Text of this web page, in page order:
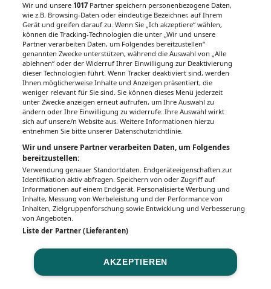
Wir und unsere1017 Partner speichern personenbezogene Daten,
wie z.B. Browsing-Daten oder eindeutige Bezeichner, auf Ihrem
Gerät und greifen darauf zu. Wenn Sie „Ich akzeptiere“ wählen,
können die Tracking-Technologien die unter „Wir und unsere
Partner verarbeiten Daten, um Folgendes bereitzustellen“
genannten Zwecke unterstützen, während die Auswahl von „Alle
ablehnen“ oder der Widerruf Ihrer Einwilligung zur Deaktivierung
dieser Technologien führt. Wenn Tracker deaktiviert sind, werden
Ihnen möglicherweise Inhalte und Anzeigen präsentiert, die
weniger relevant für Sie sind. Sie können dieses Menü jederzeit
unter Zwecke anzeigen erneut aufrufen, um Ihre Auswahl zu
ändern oder Ihre Einwilligung zu widerrufe. Ihre Auswahl wirkt
sich auf unsere/n Website aus. Weitere Informationen hierzu
entnehmen Sie bitte unserer Datenschutzrichtlinie.
Wir und unsere Partner verarbeiten Daten, um Folgendes
bereitzustellen:
Verwendung genauer Standortdaten. Endgeräteeigenschaften zur
Identifikation aktiv abfragen. Speichern von oder Zugriff auf
Informationen auf einem Endgerät. Personalisierte Werbung und
Inhalte, Messung von Werbeleistung und der Performance von
Inhalten, Zielgruppenforschung sowie Entwicklung und Verbesserung
von Angeboten.
Liste der Partner (Lieferanten)
AKZEPTIEREN